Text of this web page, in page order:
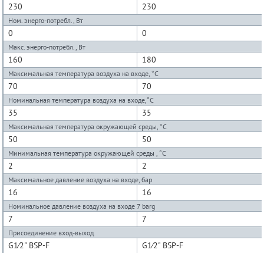
230 230
Ном. энерго-потребл., Вт
0 0
Макс. энерго-потребл., Вт
160 180
Максимальная температура воздуха на входе, °C
70 70
Номинальная температура воздуха на входе,°C
35 35
Максимальная температура окружающей среды, °C
50 50
Минимальная температура окружающей среды , °C
2 2
Максимальное давление воздуха на входе, бар
16 16
Номинальное давление воздуха на входе 7 barg
7 7
Присоединение вход-выход
G1⁄2" BSP-F G1⁄2" BSP-F